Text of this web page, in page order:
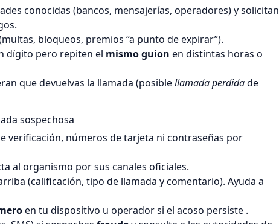
conocidas (bancos, mensajerías, operadores) y solicitan
bloqueos, premios “a punto de expirar”).
dígito pero repiten el mismo guion en distintas horas o
que devuelvas la llamada (posiblellamada perdidade
sospechosa
verificación, números de tarjeta ni contraseñas por
al organismo por sus canales oficiales.
(calificación, tipo de llamada y comentario). Ayuda a
en tu dispositivo u operador si el acoso persiste .